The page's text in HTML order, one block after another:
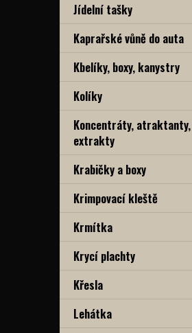
Jídelní tašky
Kaprařské vůně do auta
Kbelíky, boxy, kanystry
Kolíky
Koncentráty, atraktanty,
extrakty
Krabičky a boxy
Krimpovací kleště
Krmítka
Krycí plachty
Křesla
Lehátka